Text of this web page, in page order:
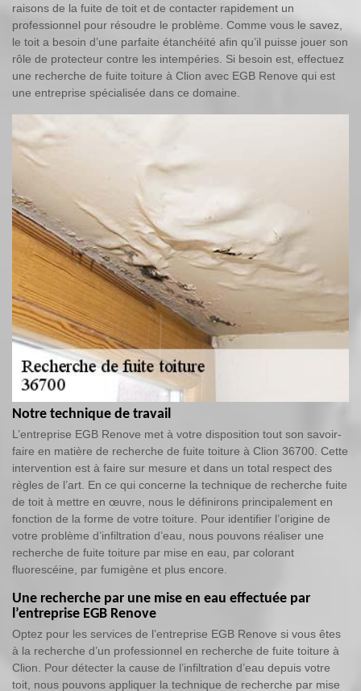
raisons de la fuite de toit et de contacter rapidement un
professionnel pour résoudre le problème. Comme vous le savez,
le toit a besoin d’une parfaite étanchéité afin qu’il puisse jouer son
rôle de protecteur contre les intempéries. Si besoin est, effectuez
une recherche de fuite toiture à Clion avec EGB Renove qui est
une entreprise spécialisée dans ce domaine.
Notre technique de travail
L’entreprise EGB Renove met à votre disposition tout son savoir-
faire en matière de recherche de fuite toiture à Clion 36700. Cette
intervention est à faire sur mesure et dans un total respect des
règles de l’art. En ce qui concerne la technique de recherche fuite
de toit à mettre en œuvre, nous le définirons principalement en
fonction de la forme de votre toiture. Pour identifier l’origine de
votre problème d’infiltration d’eau, nous pouvons réaliser une
recherche de fuite toiture par mise en eau, par colorant
fluorescéine, par fumigène et plus encore.
Une recherche par une mise en eau effectuée par
l’entreprise EGB Renove
Optez pour les services de l’entreprise EGB Renove si vous êtes
à la recherche d’un professionnel en recherche de fuite toiture à
Clion. Pour détecter la cause de l’infiltration d’eau depuis votre
toit, nous pouvons appliquer la technique de recherche par mise